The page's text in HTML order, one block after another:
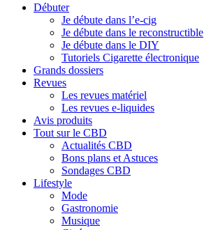
Débuter
Je débute dans l’e-cig
Je débute dans le reconstructible
Je débute dans le DIY
Tutoriels Cigarette électronique
Grands dossiers
Revues
Les revues matériel
Les revues e-liquides
Avis produits
Tout sur le CBD
Actualités CBD
Bons plans et Astuces
Sondages CBD
Lifestyle
Mode
Gastronomie
Musique